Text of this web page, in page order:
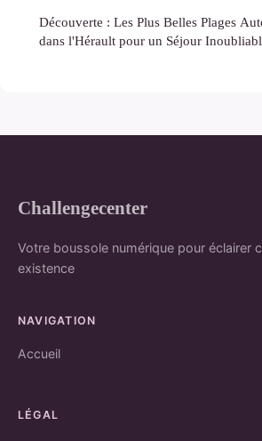
Découverte : Les Plus Belles Plages
dans l'Hérault pour un Séjour
Challengecenter
Votre boussole numérique pour éclairer
existence
NAVIGATION
Accueil
LÉGAL